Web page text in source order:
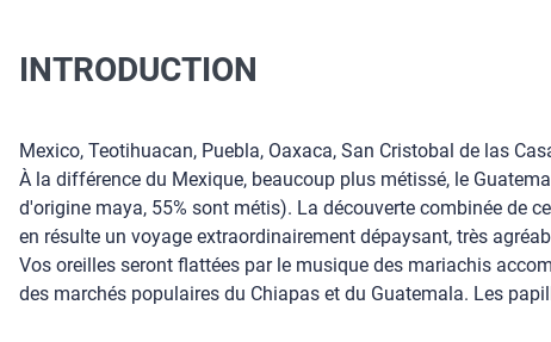
INTRODUCTION
Mexico, Teotihuacan, Puebla, Oaxaca, San Cristobal de las
À la différence du Mexique, beaucoup plus métissé, le
d'origine maya, 55% sont métis). La découverte combinée de
en résulte un voyage extraordinairement dépaysant, très
Vos oreilles seront flattées par le musique des mariachis
des marchés populaires du Chiapas et du Guatemala. Les